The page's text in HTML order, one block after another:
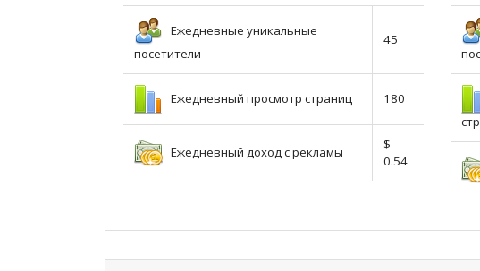
Ежедневные уникальные
посетители
45
Ежедневный просмотр страниц 180
Ежедневный доход с рекламы
$
0.54